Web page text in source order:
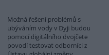
Možná řešení problémů s
ubýváním vody v Dyji budou
pomocí digitálního dvojčete
povodí testovat odborníci z